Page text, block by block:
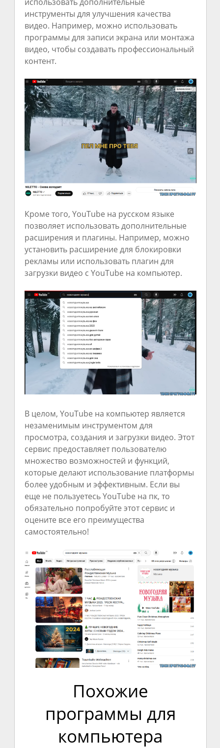
инструменты для улучшения качества
видео. Например, можно использовать
программы для записи экрана или монтажа
видео, чтобы создавать профессиональный
контент.
Кроме того, YouTube на русском языке
позволяет использовать дополнительные
расширения и плагины. Например, можно
установить расширение для блокировки
рекламы или использовать плагин для
загрузки видео с YouTube на компьютер.
В целом, YouTube на компьютер является
незаменимым инструментом для
просмотра, создания и загрузки видео. Этот
сервис предоставляет пользователю
множество возможностей и функций,
которые делают использование платформы
более удобным и эффективным. Если вы
еще не пользуетесь YouTube на пк, то
обязательно попробуйте этот сервис и
оцените все его преимущества
самостоятельно!
Похожие
программы для
компьютера